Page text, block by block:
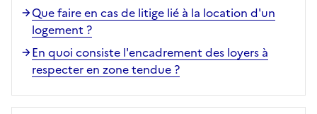
Que faire en cas de litige lié à la location d'un
logement ?
En quoi consiste l'encadrement des loyers à
respecter en zone tendue ?